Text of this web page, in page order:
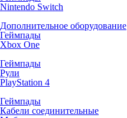
Nintendo Switch
Дополнительное оборудование
Геймпады
Xbox One
Геймпады
Рули
PlayStation 4
Геймпады
Кабели соединительные